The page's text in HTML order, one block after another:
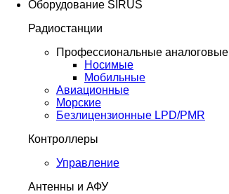
Оборудование SIRUS
Радиостанции
Профессиональные аналоговые
Носимые
Мобильные
Авиационные
Морские
Безлицензионные LPD/PMR
Контроллеры
Управление
Антенны и АФУ